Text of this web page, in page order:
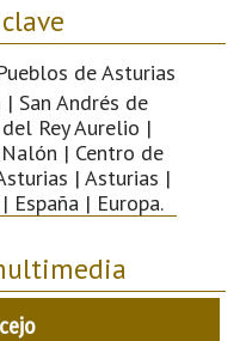
de Asturias
| San Andrés de
Rey Aurelio |
| Centro de
| Asturias |
España | Europa.